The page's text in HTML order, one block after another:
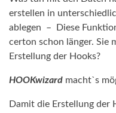
erstellen in
ablegen – Diese
certon schon länger. Sie
Erstellung der Hooks?
HOOKwizard macht`s
Damit die Erstellung der